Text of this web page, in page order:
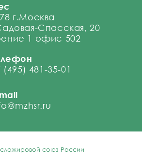
г.Москва
Спасская, 20
1 офис 502
(495) 481-35-01
союз России